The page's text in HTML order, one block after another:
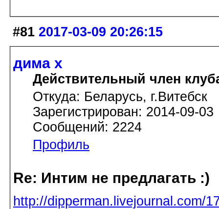
#81 2017-03-09 20:26:15
дима х
Действительный член
Откуда: Беларусь, г.Витебск
Зарегистрирован: 2014-09-03
Сообщений: 2224
Профиль
Re: Интим не предлагать :)
http://dipperman.livejournal.com/